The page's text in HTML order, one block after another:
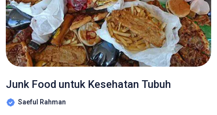
Junk Food untuk Kesehatan Tubuh
Saeful Rahman